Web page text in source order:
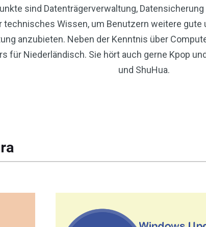
sind Datenträgerverwaltung,
technisches Wissen, um Benutzern weitere
anzubieten. Neben der Kenntnis über
für Niederländisch. Sie hört auch gerne Kpop
und ShuHua.